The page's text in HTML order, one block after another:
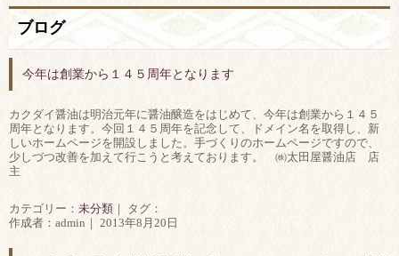
ブログ
今年は創業から１４５周年となります
カクダイ醤油は明治元年に醤油醸造をはじめて、今年は創業から１４５
周年となります。今回１４５周年を記念して、ドメイン名を取得し、新
しいホームページを開設しました。手づくりのホームページですので、
少しづつ改善を加えて行こうと考えております。 ㈱太田屋醤油店 店
主
カテゴリー： 未分類 ｜ タグ：
作成者：admin｜ 2013年8月20日